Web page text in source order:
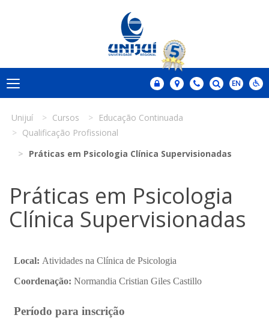
Unijuí Cursos
Educação Continuada
Qualificação Profissional
Práticas em Psicologia Clínica Supervisionadas
Práticas em Psicologia
Clínica Supervisionadas